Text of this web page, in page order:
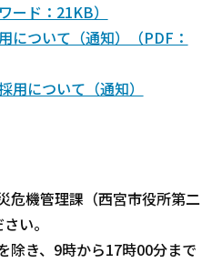
ード：21KB）
について（通知）（PDF：
用について（通知）
危機管理課（西宮市役所第二
い。
き、9時から17時00分まで